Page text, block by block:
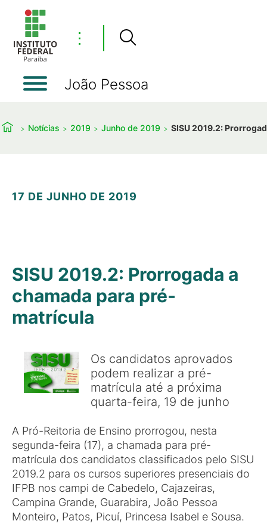
⋮
João Pessoa
Notícias 2019 Junho de 2019 SISU 2019.2:
17 DE JUNHO DE 2019
SISU 2019.2: Prorrogada a
chamada para pré-
matrícula
Os candidatos aprovados
podem realizar a pré-
matrícula até a próxima
quarta-feira, 19 de junho
A Pró-Reitoria de Ensino prorrogou, nesta
segunda-feira (17), a chamada para pré-
matrícula dos candidatos classificados pelo SISU
2019.2 para os cursos superiores presenciais do
IFPB nos campi de Cabedelo, Cajazeiras,
Campina Grande, Guarabira, João Pessoa
Monteiro, Patos, Picuí, Princesa Isabel e Sousa.